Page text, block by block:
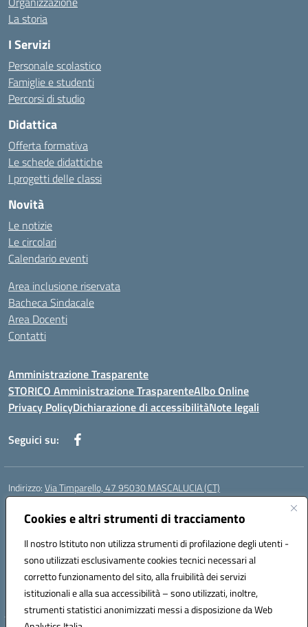
Cookies e altri strumenti di tracciamento
Il nostro Istituto non utilizza strumenti di profilazione degli utenti -
sono utilizzati esclusivamente cookies tecnici necessari al
corretto funzionamento del sito, alla fruibilità dei servizi
istituzionali e alla sua accessibilità – sono utilizzati, inoltre,
strumenti statistici anonimizzati messi a disposizione da Web
La storia
I Servizi
Personale scolastico
Famiglie e studenti
Percorsi di studio
Didattica
Offerta formativa
Le schede didattiche
I progetti delle classi
Novità
Le notizie
Le circolari
Calendario eventi
Area inclusione riservata
Bacheca Sindacale
Area Docenti
Contatti
Amministrazione Trasparente
STORICO Amministrazione TrasparenteAlbo Online
Privacy PolicyDichiarazione di accessibilitàNote legali
Seguici su:
Indirizzo:Via Timparello, 47 95030 MASCALUCIA (CT)
Centralino:
Posta elettronica certificata (PEC):ctic8bc002@pec.istruzione.it
Codice fiscale: 93238350875
Codice meccanografico:ctic8bc002
Codice Indice delle Pubbliche Amministrazioni (IPA): istsc_ctic8bc002
Codice unico di fatturazione (CUF): 2PO2JW